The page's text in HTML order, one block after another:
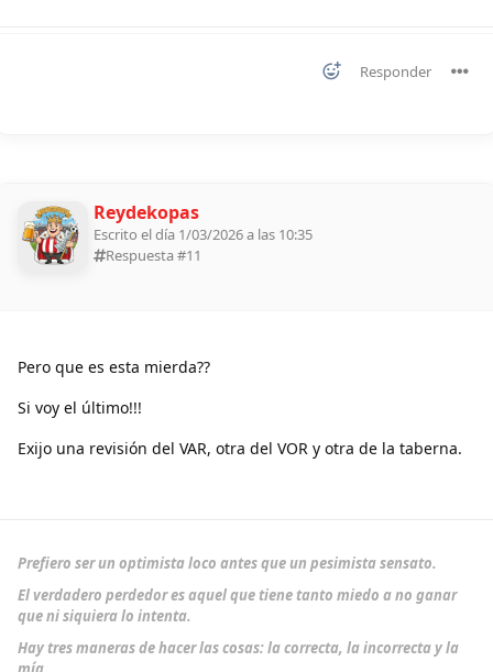
Responder
Reydekopas
Escrito el día 1/03/2026 a las 10:35
Respuesta #11
Pero que es esta mierda??
Si voy el último!!!
Exijo una revisión del VAR, otra del VOR y otra de la taberna.
Prefiero ser un optimista loco antes que un pesimista sensato.
El verdadero perdedor es aquel que tiene tanto miedo a no ganar
que ni siquiera lo intenta.
Hay tres maneras de hacer las cosas: la correcta, la incorrecta y la